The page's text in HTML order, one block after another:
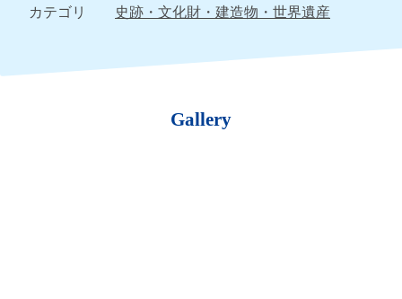
カテゴリ
史跡・文化財・建造物・世界遺産
Gallery